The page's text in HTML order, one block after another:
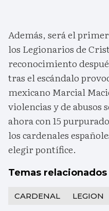
Además, será el
los Legionarios de
reconocimiento
tras el escándalo
mexicano Marcial
violencias y de abusos
ahora con 15
los cardenales
elegir pontífice.
Temas relacionados
CARDENAL LEGION